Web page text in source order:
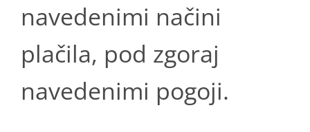
navedenimi načini
plačila, pod zgoraj
navedenimi pogoji.